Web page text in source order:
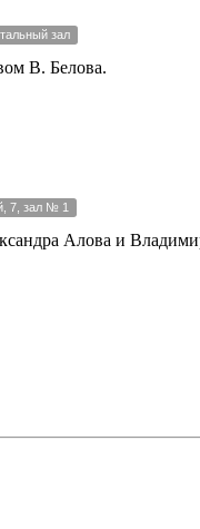
зал
В. Белова.
7, зал № 1
Алова и